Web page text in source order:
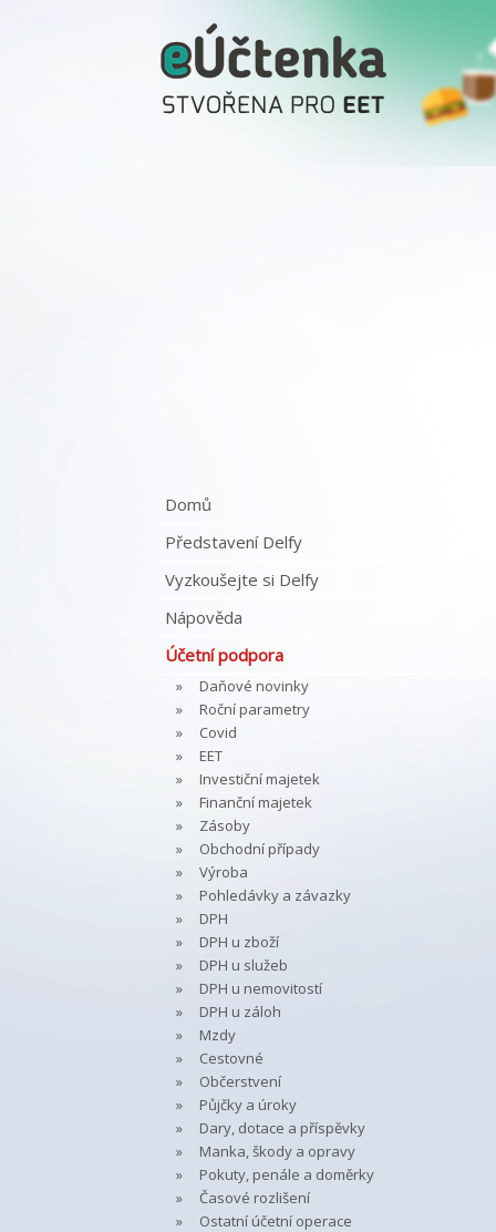
Domů
Představení Delfy
Vyzkoušejte si Delfy
Nápověda
Účetní podpora
Daňové novinky
Roční parametry
Covid
EET
Investiční majetek
Finanční majetek
Zásoby
Obchodní případy
Výroba
Pohledávky a závazky
DPH
DPH u zboží
DPH u služeb
DPH u nemovitostí
DPH u záloh
Mzdy
Cestovné
Občerstvení
Půjčky a úroky
Dary, dotace a příspěvky
Manka, škody a opravy
Pokuty, penále a doměrky
Časové rozlišení
Ostatní účetní operace